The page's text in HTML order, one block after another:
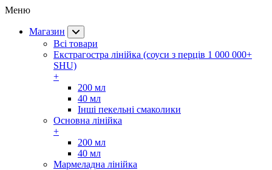
Меню
Магазин
Всі товари
Екстрагостра лінійка (соуси з перців 1 000 000+
SHU)
+
200 мл
40 мл
Інші пекельні смаколики
Основна лінійка
+
200 мл
40 мл
Мармеладна лінійка